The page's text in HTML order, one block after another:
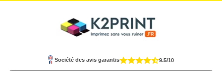
Société des avis garantis 9.5/10